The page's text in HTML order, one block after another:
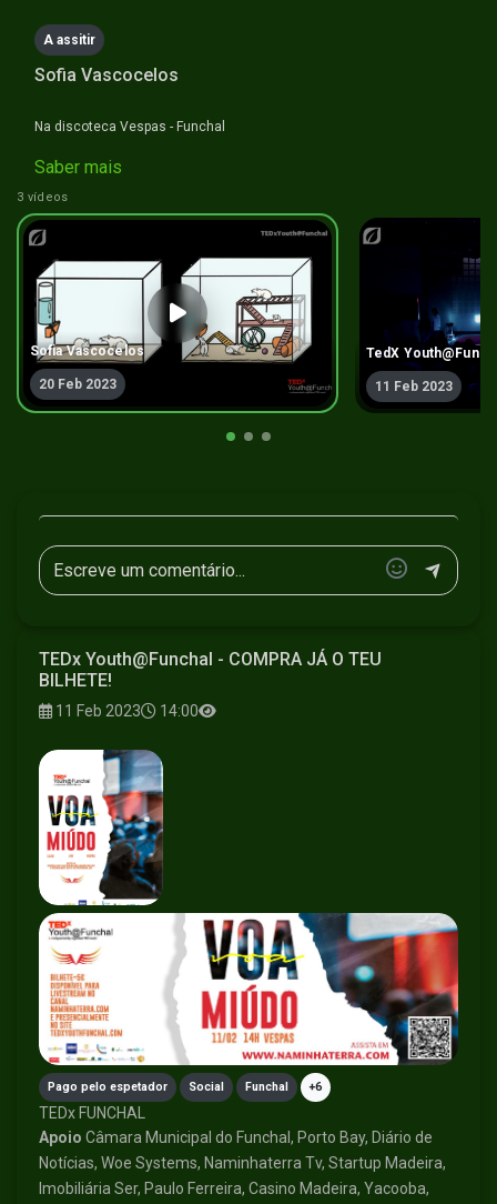
A assitir
Sofia Vascocelos
Na discoteca Vespas - Funchal
Saber mais
3 vídeos
Sofia Vascocelos
20 Feb 2023
TedX
11 Feb 2023
TEDx Youth@Funchal - COMPRA JÁ O TEU
BILHETE!
11 Feb 2023 14:00
Pago pelo espetador Social Funchal +6
TEDx FUNCHAL
Apoio Câmara Municipal do Funchal, Porto Bay, Diário de
Notícias, Woe Systems, Naminhaterra Tv, Startup Madeira,
Imobiliária Ser, Paulo Ferreira, Casino Madeira, Yacooba,